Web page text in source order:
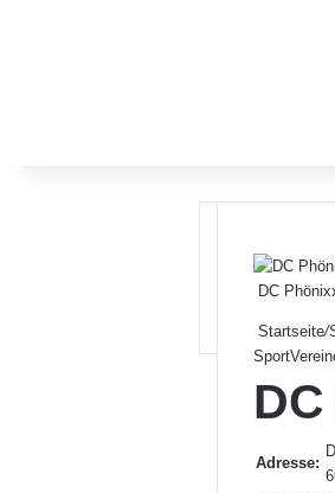
DC
Startseite/
Sport
Adresse: